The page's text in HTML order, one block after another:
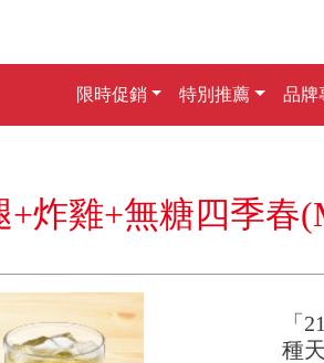
限時促銷 特別推薦 品牌
+炸雞+無糖四季春
「
種